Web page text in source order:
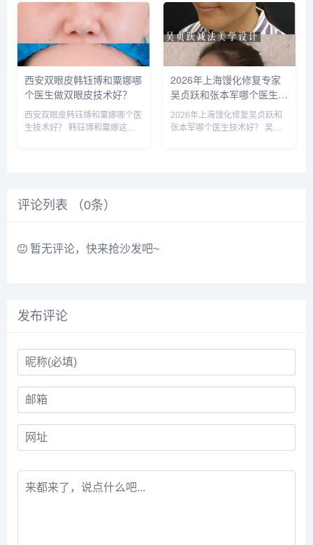
立、刘宝军等，医生的技术都很
靠谱，案例也非常多，对比的
话，建议实地面诊，曾医生和霍
医生是...
等，这几位医生都是咨询和预约
最多的，双眼皮案例比较多，咨
询预约添加微信号：bianme...
西安双眼皮韩钰博和粟娜哪
个医生做双眼皮技术好？
西安双眼皮韩钰博和粟娜哪个医
生技术好？ 韩钰博和粟娜这两
建议可以...
2026年上海馒化修复专家
吴贞跃和张本军哪个医生做
馒化修复技术好？
2026年上海馒化修复吴贞跃和
张本军哪个医生技术好？ 吴贞
评论列表 （0条）
暂无评论，快来抢沙发吧~
发布评论